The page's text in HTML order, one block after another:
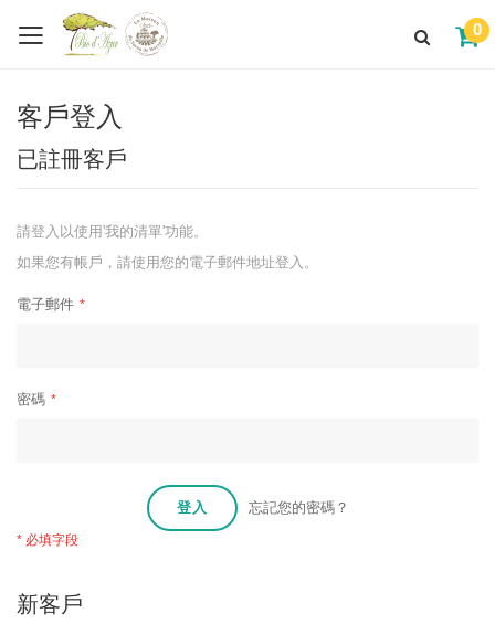
0
客戶登入
已註冊客戶
請登入以使用'我的清單'功能。
如果您有帳戶，請使用您的電子郵件地址登入。
電子郵件
密碼
登入 忘記您的密碼？
新客戶